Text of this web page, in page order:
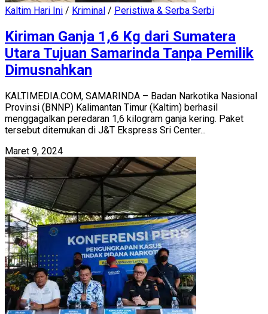
Kaltim Hari Ini / Kriminal / Peristiwa & Serba Serbi
Kiriman Ganja 1,6 Kg dari Sumatera
Utara Tujuan Samarinda Tanpa Pemilik
Dimusnahkan
KALTIMEDIA.COM, SAMARINDA – Badan Narkotika Nasional
Provinsi (BNNP) Kalimantan Timur (Kaltim) berhasil
menggagalkan peredaran 1,6 kilogram ganja kering. Paket
tersebut ditemukan di J&T Ekspress Sri Center...
Maret 9, 2024